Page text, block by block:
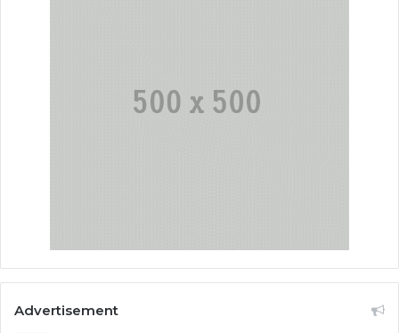
Advertisement